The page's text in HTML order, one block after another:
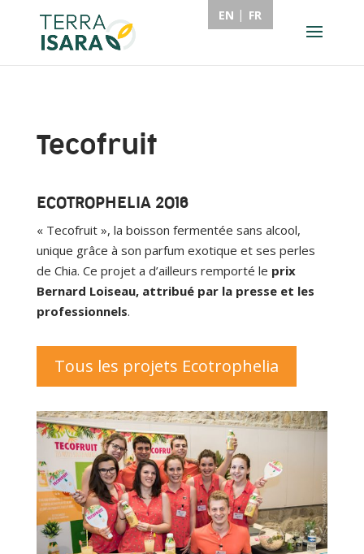
Tecofruit
ECOTROPHELIA 2016
« Tecofruit », la boisson fermentée sans alcool,
unique grâce à son parfum exotique et ses perles
de Chia. Ce projet a d’ailleurs remporté le prix
Bernard Loiseau, attribué par la presse et les
professionnels.
Tous les projets Ecotrophelia
EN FR